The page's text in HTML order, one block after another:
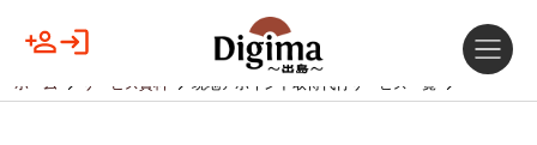
ホーム サービス資料 現地アポイント取得代行サービス一覧